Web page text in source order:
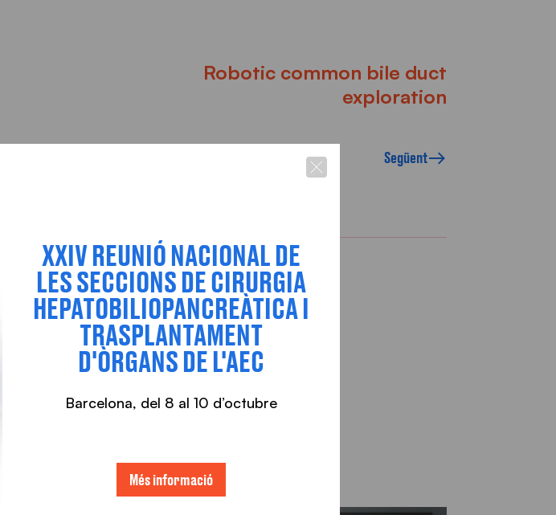
Robotic common bile duct
exploration
Següent
XXIV REUNIÓ NACIONAL DE
LES SECCIONS DE CIRURGIA
HEPATOBILIOPANCREÀTICA I
TRASPLANTAMENT
D'ÒRGANS DE L'AEC
Barcelona, ​​del 8 al 10 d’octubre
Més informació